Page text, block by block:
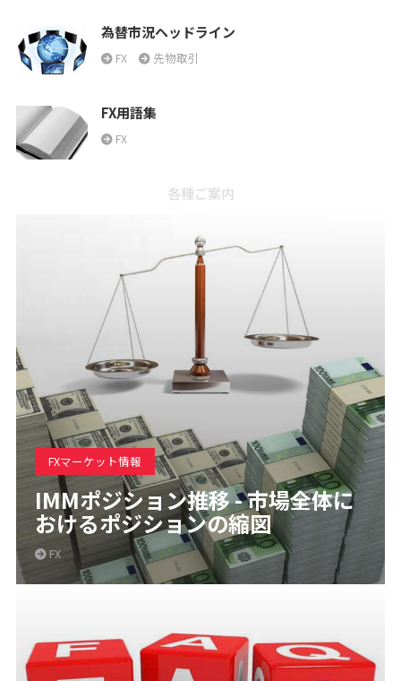
為替市況ヘッドライン
FX 先物取引
FX用語集
FX
各種ご案内
FXマーケット情報
IMMポジション推移 - 市場全体に
おけるポジションの縮図
FX